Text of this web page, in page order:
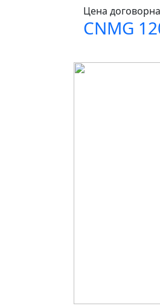
Цена
CNMG